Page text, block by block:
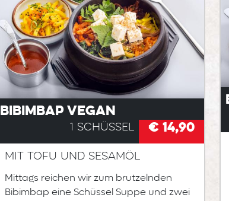
Bibimbap vegan
1 Schüssel € 14,90
Mit Tofu und Sesamöl
Mittags reichen wir zum brutzelnden
Bibimbap eine Schüssel Suppe und zwei